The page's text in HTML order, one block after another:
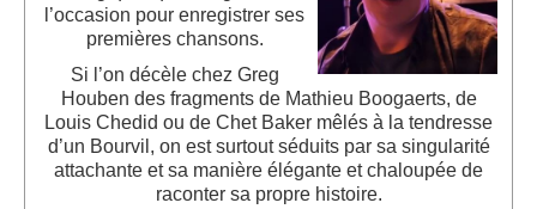
l’occasion pour enregistrer ses
premières chansons.
Si l’on décèle chez Greg
Houben des fragments de Mathieu Boogaerts, de
Louis Chedid ou de Chet Baker mêlés à la tendresse
d’un Bourvil, on est surtout séduits par sa singularité
attachante et sa manière élégante et chaloupée de
raconter sa propre histoire.